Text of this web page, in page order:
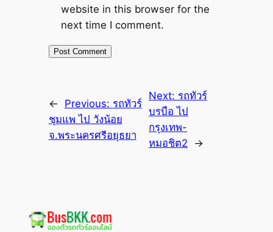
website in this browser for the
next time I comment.
← Previous: รถทัวร์
ชุมแพ ไป วังน้อย
จ.พระนครศรีอยุธยา
Next: รถทัวร์
บรบือ ไป
กรุงเทพ-
หมอชิต2
→